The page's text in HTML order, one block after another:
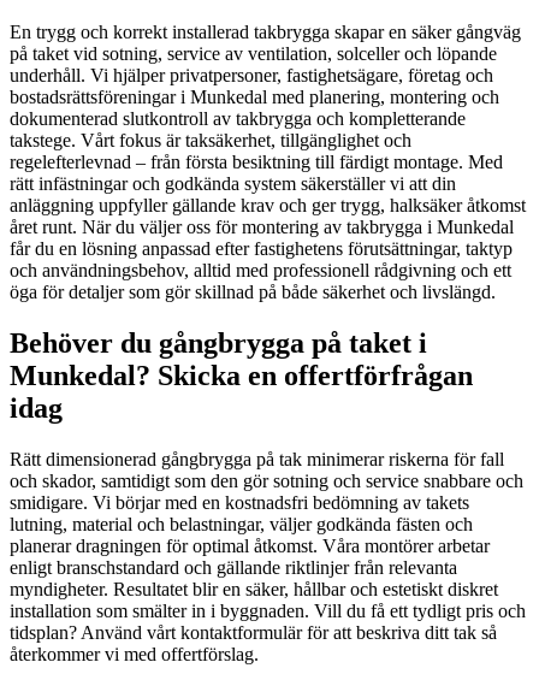
En trygg och korrekt installerad takbrygga skapar en säker gångväg
på taket vid sotning, service av ventilation, solceller och löpande
underhåll. Vi hjälper privatpersoner, fastighetsägare, företag och
bostadsrättsföreningar i Munkedal med planering, montering och
dokumenterad slutkontroll av takbrygga och kompletterande
takstege. Vårt fokus är taksäkerhet, tillgänglighet och
regelefterlevnad – från första besiktning till färdigt montage. Med
rätt infästningar och godkända system säkerställer vi att din
anläggning uppfyller gällande krav och ger trygg, halksäker åtkomst
året runt. När du väljer oss för montering av takbrygga i Munkedal
får du en lösning anpassad efter fastighetens förutsättningar, taktyp
och användningsbehov, alltid med professionell rådgivning och ett
öga för detaljer som gör skillnad på både säkerhet och livslängd.
Behöver du gångbrygga på taket i
Munkedal? Skicka en offertförfrågan
idag
Rätt dimensionerad gångbrygga på tak minimerar riskerna för fall
och skador, samtidigt som den gör sotning och service snabbare och
smidigare. Vi börjar med en kostnadsfri bedömning av takets
lutning, material och belastningar, väljer godkända fästen och
planerar dragningen för optimal åtkomst. Våra montörer arbetar
enligt branschstandard och gällande riktlinjer från relevanta
myndigheter. Resultatet blir en säker, hållbar och estetiskt diskret
installation som smälter in i byggnaden. Vill du få ett tydligt pris och
tidsplan? Använd vårt kontaktformulär för att beskriva ditt tak så
återkommer vi med offertförslag.